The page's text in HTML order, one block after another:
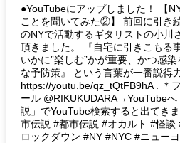
●YouTubeにアップしました！ 【
ことを聞いてみた②】 前回に引き
のNYで活動するギタリストの小川
頂きました。 『自宅に引きこもる
いかに”楽しむ”かが重要、かつ感
な予防策』 という言葉が一番説得
https://youtu.be/qz_tQtFB9hA . ＊
ール @RIKUKUDARA→YouTube
説」でYouTube検索すると出てき
市伝説 #都市伝説 #オカルト #怪
ロックダウン #NY #NYC #ニュー